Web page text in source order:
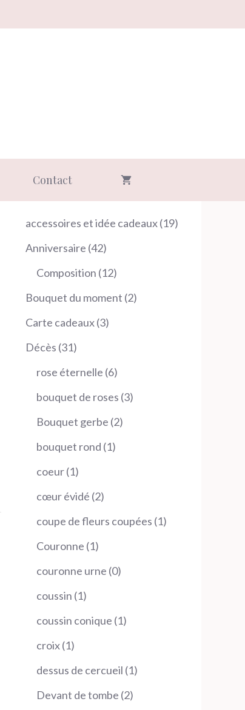
Contact
accessoires et idée cadeaux 1919
Anniversaire 4242
produits
Composition 1212
produits
Bouquet du moment 22
Carte cadeaux 33
Décès 3131
produits
rose éternelle 66
produits
bouquet de roses 33
Bouquet gerbe 22
bouquet rond 11
coeur 11
produit
cœur évidé 22
produits
coupe de fleurs coupées 11
Couronne 11
produit
couronne urne 00
coussin 11
produit
coussin conique 11
croix 11
produit
dessus de cercueil 11
Devant de tombe 22